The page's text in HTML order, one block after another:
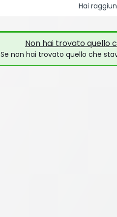
Hai
Non hai trovato quello
Se non hai trovato quello che